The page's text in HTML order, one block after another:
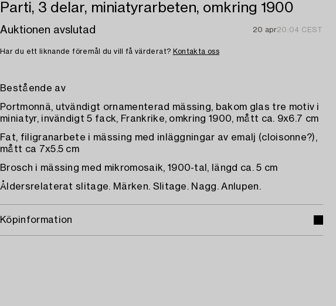
Parti, 3 delar, miniatyrarbeten, omkring 1900
Auktionen avslutad 20 apr20:04 CEST
Har du ett liknande föremål du vill få värderat? Kontakta oss
Bestående av
Portmonnä, utvändigt ornamenterad mässing, bakom glas tre motiv i
miniatyr, invändigt 5 fack, Frankrike, omkring 1900, mått ca. 9x6.7 cm
Fat, filigranarbete i mässing med inläggningar av emalj (cloisonne?),
mått ca 7x5.5 cm
Brosch i mässing med mikromosaik, 1900-tal, längd ca. 5 cm
Åldersrelaterat slitage. Märken. Slitage. Nagg. Anlupen.
Köpinformation